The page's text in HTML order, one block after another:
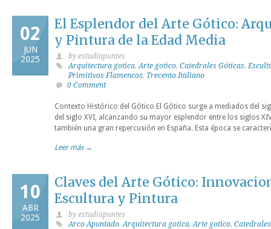
02
JUN
2025
El Esplendor del Arte Gótico:
y Pintura de la Edad Media
by estudiapuntes
Arquitectura gotica,Arte gotico, Catedrales Góticas,
Primitivos Flamencos, Trecento Italiano
0 Comment
Contexto Histórico del Gótico El Gótico surge a mediados del
del siglo XVI, alcanzando su mayor esplendor entre los siglos
también una gran repercusión en España. Esta época se
Leer más →
10
ABR
2025
Claves del Arte Gótico:
Escultura y Pintura
by estudiapuntes
Arco Apuntado,Arquitectura gotica,Arte gotico,